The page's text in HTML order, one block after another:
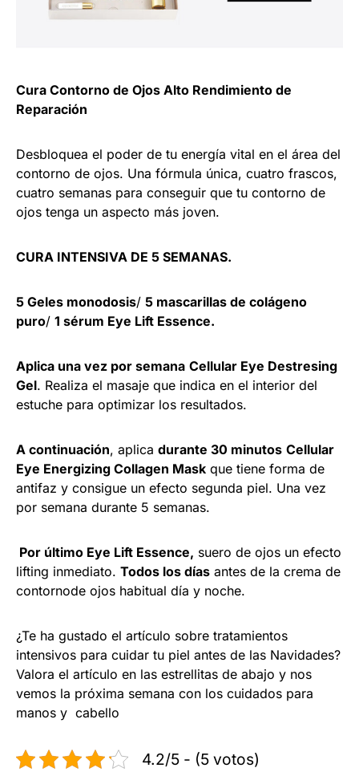
Cura Contorno de Ojos Alto Rendimiento de
Reparación
Desbloquea el poder de tu energía vital en el área del
contorno de ojos. Una fórmula única, cuatro frascos,
cuatro semanas para conseguir que tu contorno de
ojos tenga un aspecto más joven.
CURA INTENSIVA DE 5 SEMANAS.
5 Geles monodosis/ 5 mascarillas de colágeno
puro/ 1 sérum Eye Lift Essence.
Aplica una vez por semana Cellular Eye Destresing
Gel. Realiza el masaje que indica en el interior del
estuche para optimizar los resultados.
A continuación, aplica durante 30 minutos Cellular
Eye Energizing Collagen Mask que tiene forma de
antifaz y consigue un efecto segunda piel. Una vez
por semana durante 5 semanas.
Por último Eye Lift Essence, suero de ojos un efecto
lifting inmediato. Todos los días antes de la crema de
contornode ojos habitual día y noche.
¿Te ha gustado el artículo sobre tratamientos
intensivos para cuidar tu piel antes de las Navidades?
Valora el artículo en las estrellitas de abajo y nos
vemos la próxima semana con los cuidados para
manos y cabello
4.2/5 - (5 votos)